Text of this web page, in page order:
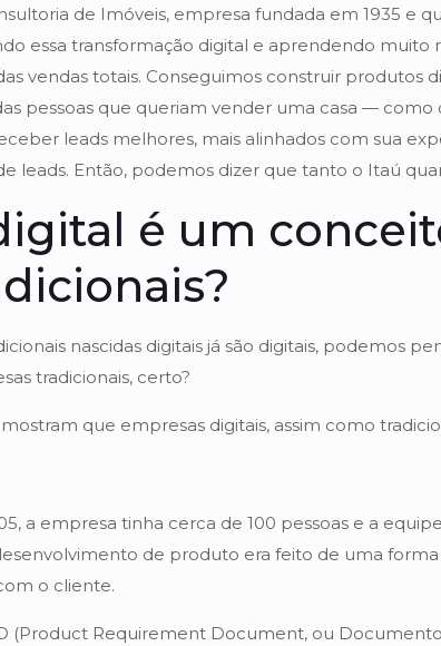
de Imóveis, empresa fundada em 1935 e
essa transformação digital e aprendendo muito
vendas totais. Conseguimos construir
pessoas que queriam vender uma casa —
leads melhores, mais alinhados com sua
leads. Então, podemos dizer que tanto o Itaú
é um
nascidas digitais já são digitais, podemos
tradicionais, certo?
que empresas digitais, assim como
a empresa tinha cerca de 100 pessoas e a
de produto era feito de uma
o cliente.
Requirement Document, ou